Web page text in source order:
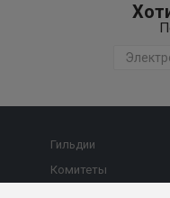
Гильдии
Комитеты